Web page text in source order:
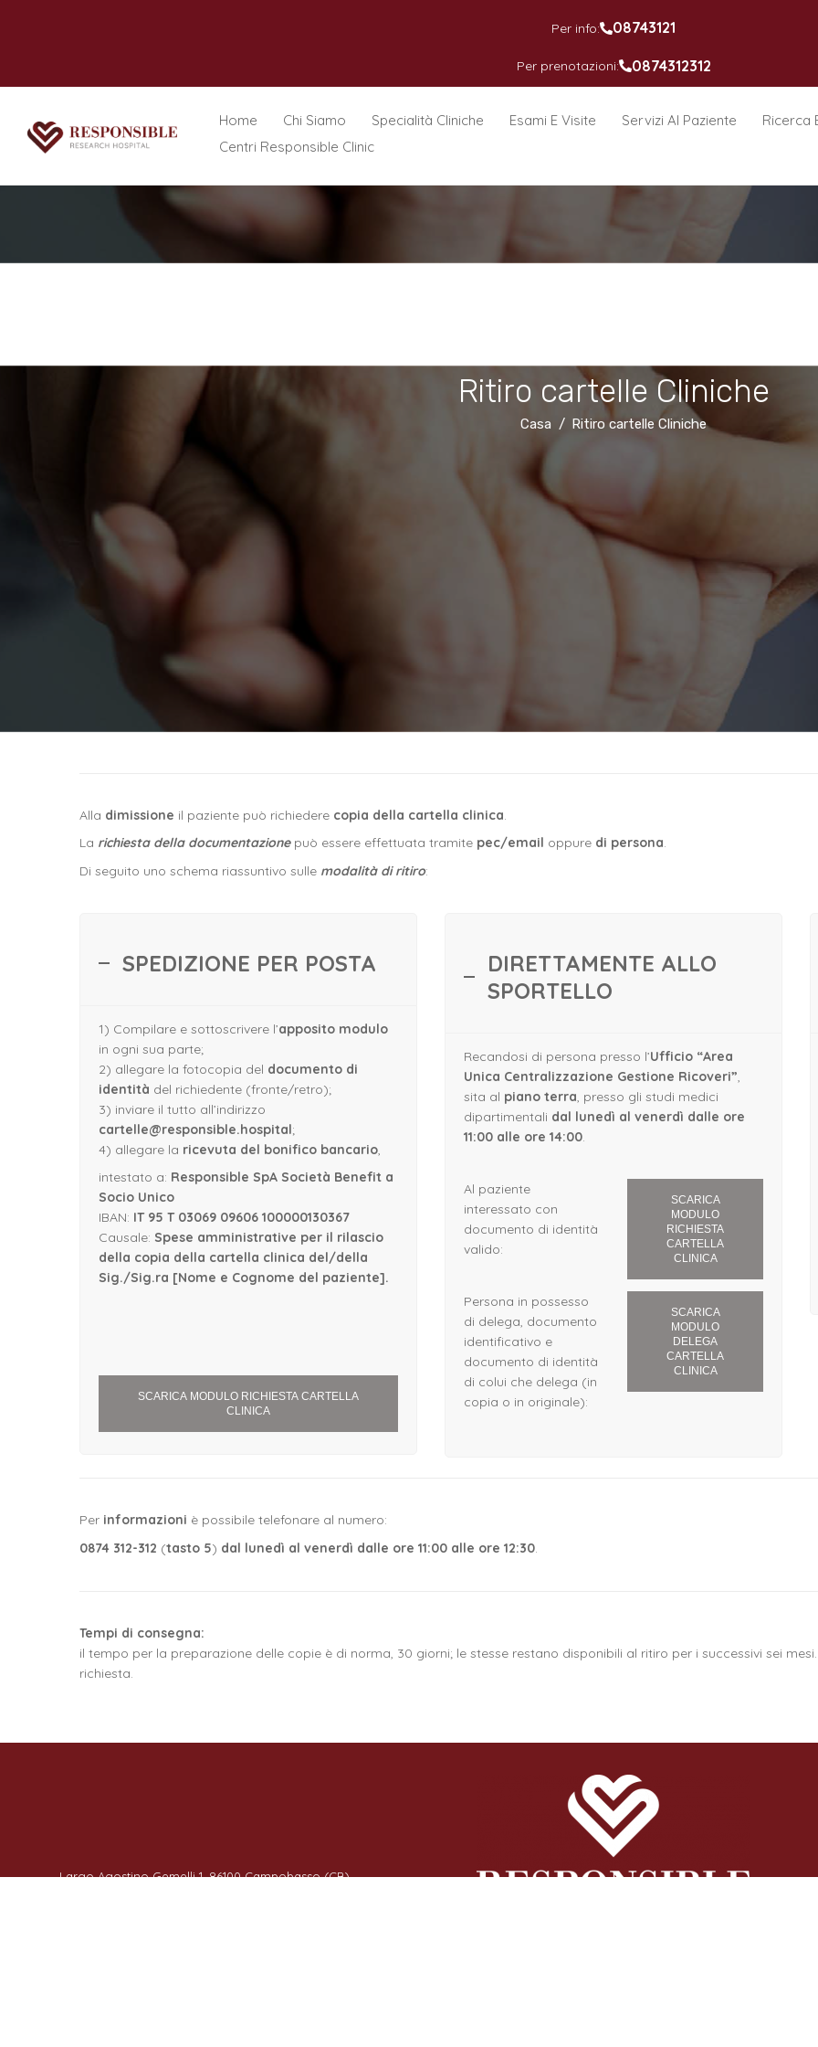
Per info: 08743121
Per prenotazioni: 0874312312
Home Chi Siamo Specialità Cliniche Esami E Visite Servizi Al Paziente Ricerca
Centri Responsible Clinic
Ritiro cartelle Cliniche
Casa Ritiro cartelle Cliniche
Alla dimissione il paziente può richiedere copia della cartella clinica.
La richiesta della documentazionepuò essere effettuata tramite pec/email oppure di persona.
Di seguito uno schema riassuntivo sulle modalità di ritiro:
SPEDIZIONE PER POSTA
1) Compilare e sottoscrivere l’apposito modulo
in ogni sua parte;
2) allegare la fotocopia del documento di
identità del richiedente (fronte/retro);
3) inviare il tutto all’indirizzo
cartelle@responsible.hospital;
4) allegare la ricevuta del bonifico bancario,
intestato a: Responsible SpA Società Benefit a
Socio Unico
IBAN: IT 95 T 03069 09606 100000130367
Causale: Spese amministrative per il rilascio
della copia della cartella clinica del/della
Sig./Sig.ra [Nome e Cognome del paziente].
SCARICA MODULO RICHIESTA CARTELLA
CLINICA
DIRETTAMENTE ALLO
SPORTELLO
Recandosi di persona presso l’Ufficio “Area
Unica Centralizzazione Gestione Ricoveri”,
sita al piano terra, presso gli studi medici
dipartimentali dal lunedì al venerdì dalle ore
11:00 alle ore 14:00.
Al paziente
interessato con
documento di identità
valido:
SCARICA
MODULO
RICHIESTA
CARTELLA
CLINICA
Persona in possesso
di delega, documento
identificativo e
documento di identità
di colui che delega (in
copia o in originale):
SCARICA
MODULO
DELEGA
CARTELLA
CLINICA
Per informazioni è possibile telefonare al numero:
0874 312-312 (tasto 5) dal lunedì al venerdì dalle ore 11:00 alle ore 12:30.
Tempi di consegna:
il tempo per la preparazione delle copie è di norma, 30 giorni; le stesse restano disponibili al ritiro per i successivi sei
richiesta.
Largo Agostino Gemelli 1, 86100 Campobasso (CB)